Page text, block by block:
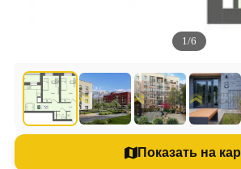
1/6
Показать на